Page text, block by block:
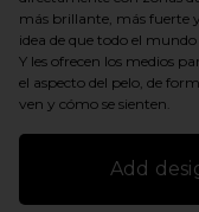
más brillante, más fuerte
idea de que todo el
Y les ofrecen los medios
el aspecto del pelo, de
ven y cómo se sienten.
Add